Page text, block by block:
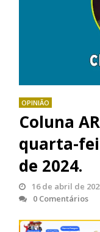
OPINIÃO
Coluna
quarta-
de 2024.
16 de abril de
0 Comentários